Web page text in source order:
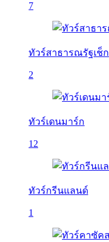
7
ทัวร์สาธารณรัฐเช็ก
2
ทัวร์เดนมาร์ก
12
ทัวร์กรีนแลนด์
1